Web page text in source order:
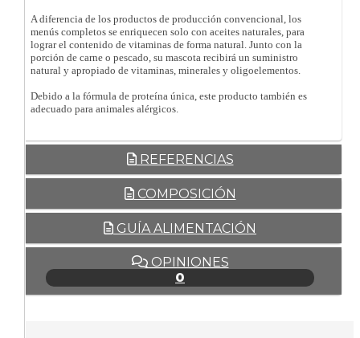
A diferencia de los productos de producción convencional, los
menús completos se enriquecen solo con aceites naturales, para
lograr el contenido de vitaminas de forma natural. Junto con la
porción de carne o pescado, su mascota recibirá un suministro
natural y apropiado de vitaminas, minerales y oligoelementos.
Debido a la fórmula de proteína única, este producto también es
adecuado para animales alérgicos.
REFERENCIAS
COMPOSICIÓN
GUÍA ALIMENTACIÓN
OPINIONES
0